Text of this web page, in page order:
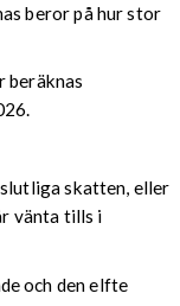
beror på hur stor
beräknas
skatten, eller
vänta tills i
och den elfte